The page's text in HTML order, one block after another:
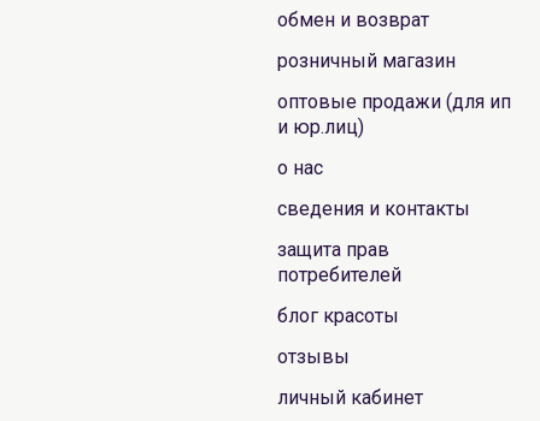
обмен и возврат
розничный магазин
оптовые продажи (для ип
и юр.лиц)
о нас
сведения и контакты
защита прав
потребителей
блог красоты
отзывы
личный кабинет